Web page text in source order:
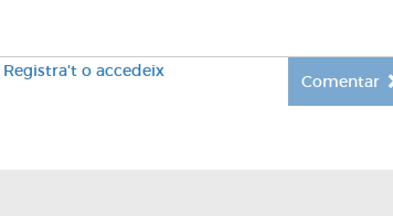
Registra't o accedeix
Comentar